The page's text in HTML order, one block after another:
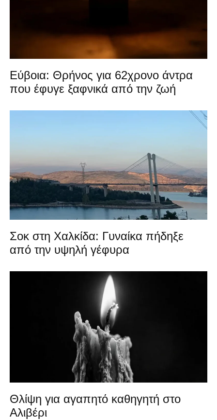
Εύβοια: Θρήνος για 62χρονο άντρα
που έφυγε ξαφνικά από την ζωή
Σοκ στη Χαλκίδα: Γυναίκα πήδηξε
από την υψηλή γέφυρα
Θλίψη για αγαπητό καθηγητή στο
Αλιβέρι